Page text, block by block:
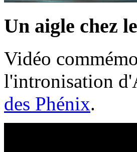
Un aigle chez
Vidéo
l'intronisation
des Phénix.